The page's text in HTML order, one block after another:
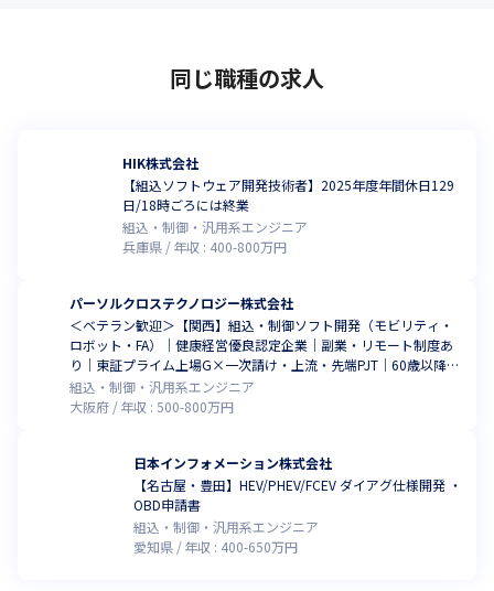
同じ職種の求人
HIK株式会社
【組込ソフトウェア開発技術者】2025年度年間休日129
日/18時ごろには終業
組込・制御・汎用系エンジニア
兵庫県
年収 : 400-800万円
パーソルクロステクノロジー株式会社
＜ベテラン歓迎＞【関西】組込・制御ソフト開発（モビリティ・
ロボット・FA）｜健康経営優良認定企業｜副業・リモート制度あ
り｜東証プライム上場G×一次請け・上流・先端PJT｜60歳以降も
第一線で活躍！
組込・制御・汎用系エンジニア
大阪府
年収 :500-800万円
日本インフォメーション株式会社
【名古屋・豊田】HEV/PHEV/FCEV ダイアグ仕様開発 ・
OBD申請書
組込・制御・汎用系エンジニア
愛知県
年収 : 400-650万円